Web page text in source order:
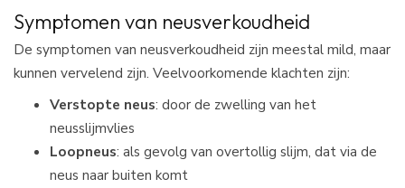
Symptomen van neusverkoudheid
De symptomen van neusverkoudheid zijn meestal mild, maar
kunnen vervelend zijn. Veelvoorkomende klachten zijn:
Verstopte neus: door de zwelling van het
neusslijmvlies
Loopneus: als gevolg van overtollig slijm, dat via de
neus naar buiten komt